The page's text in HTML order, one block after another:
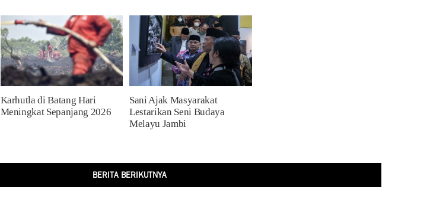
Karhutla di Batang Hari
Meningkat Sepanjang 2026
Sani Ajak Masyarakat
Lestarikan Seni Budaya
Melayu Jambi
BERITA BERIKUTNYA